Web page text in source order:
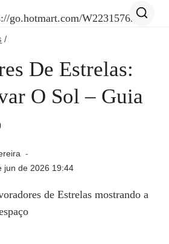
/
De Estrelas:
O Sol – Guia
jun de 2026 19:44